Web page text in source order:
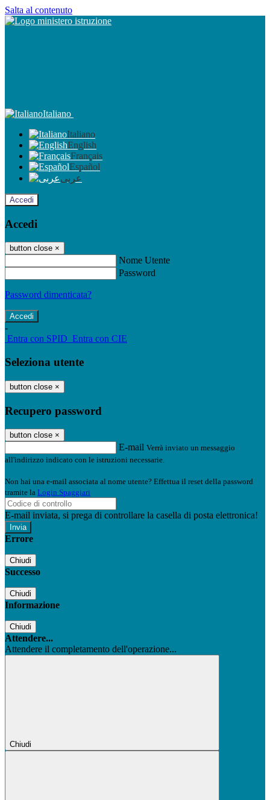
Salta al contenuto
Italiano
Italiano
English
Français
Español
عربى
Accedi
Accedi
button close ×
Nome Utente
Password
Password dimenticata?
-
Entra con SPID Entra con CIE
Seleziona utente
button close ×
Recupero password
button close ×
E-mail Verrà inviato un messaggio
all'indirizzo indicato con le istruzioni necessarie.
Non hai una e-mail associata al nome utente? Effettua il reset della password
tramite la Login Spaggiari
E-mail inviata, si prega di controllare la casella di posta elettronica!
Errore
Chiudi
Successo
Chiudi
Informazione
Chiudi
Attendere...
Attendere il completamento dell'operazione...
Chiudi